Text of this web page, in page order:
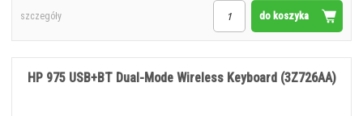
do koszyka
szczegóły
HP 975 USB+BT Dual-Mode Wireless Keyboard (3Z726AA)